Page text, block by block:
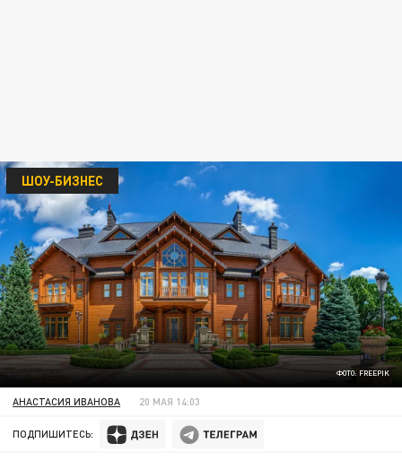
ФОТО: FREEPIK
ШОУ-БИЗНЕС
АНАСТАСИЯ ИВАНОВА 20 МАЯ 14:03
ПОДПИШИТЕСЬ: